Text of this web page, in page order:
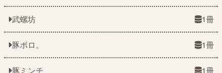
武螺坊 1冊
豚ボロ。 1冊
豚ミンチ 1冊